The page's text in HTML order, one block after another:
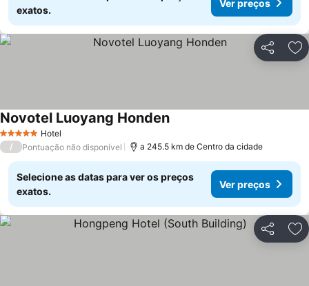
exatos.
Ver preços
Partilhar
5 Estrelas Hotel
Novotel Luoyang Honden
/ Pontuação não disponível a 245.5 km de Centro da cidade
Selecione as datas para ver os preços
exatos.
Ver preços
Partilhar